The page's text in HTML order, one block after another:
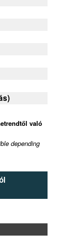
való
depending